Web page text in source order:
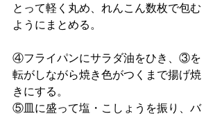
とって軽く丸め、れんこん数枚で包む
ようにまとめる。
④フライパンにサラダ油をひき、③を
転がしながら焼き色がつくまで揚げ焼
きにする。
⑤皿に盛って塩・こしょうを振り、バ